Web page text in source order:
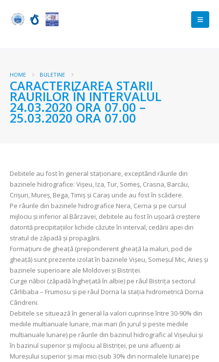
HOME BULETINE
CARACTERIZAREA STARII
RAURILOR ÎN INTERVALUL
24.03.2020 ORA 07.00 –
25.03.2020 ORA 07.00
Debitele au fost în general staţionare, exceptând râurile din
bazinele hidrografice: Vișeu, Iza, Tur, Someș, Crasna, Barcău,
Crișuri, Mureș, Bega, Timiș și Caraș unde au fost în scădere.
Pe râurile din bazinele hidrografice Nera, Cerna și pe cursul
mijlociu și inferior al Bârzavei, debitele au fost în ușoară creștere
datorită precipitațiilor lichide căzute în interval, cedării apei din
stratul de zăpadă și propagării.
Formaţiuni de gheaţă (preponderent gheaţă la maluri, pod de
gheaţă) sunt prezente izolat în bazinele Vișeu, Someșul Mic, Arieș și
bazinele superioare ale Moldovei şi Bistriței.
Curge năboi (zăpadă înghețată în albie) pe râul Bistrița sectorul
Cârlibaba – Frumosu și pe râul Dorna la stația hidrometrică Dorna
Cândreni.
Debitele se situează în general la valori cuprinse între 30-90% din
mediile multianuale lunare, mai mari (în jurul și peste mediile
multianuale lunare) pe râurile din bazinul hidrografic al Vişeului și
în bazinul superior şi mijlociu al Bistriței, pe unii afluenţi ai
Mureşului superior şi mai mici (sub 30% din normalele lunare) pe